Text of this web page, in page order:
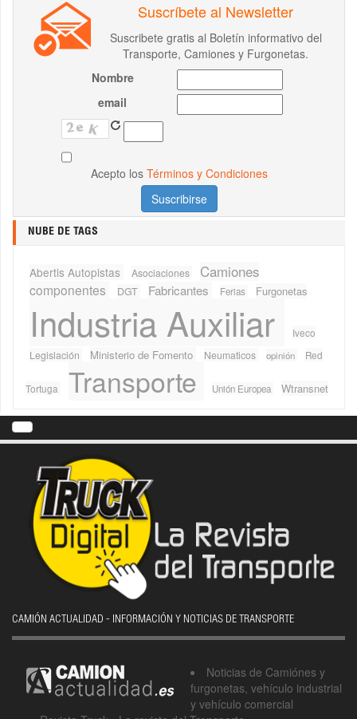
Suscríbete al Newsletter
Suscribete gratis al Boletín informativo del
Transporte, Camiones y Furgonetas.
Nombre
email
Acepto los Términos y Condiciones
NUBE DE TAGS
Abertis Autopistas Asociaciones Camiones
componentes DGT Fabricantes Ferias Furgonetas
Industria Auxiliar
Iveco
Legislación
Ministerio de Fomento Neumaticos opinión Red
Tortuga Transporte Unión Europea Wtransnet
CAMIÓN ACTUALIDAD - INFORMACIÓN Y NOTICIAS DE TRANSPORTE
Noticias de Camiónes y
furgonetas, vehículo industrial
y vehículo comercial